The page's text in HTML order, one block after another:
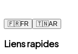
🇫🇷FR 🇹🇳AR
Liens rapides